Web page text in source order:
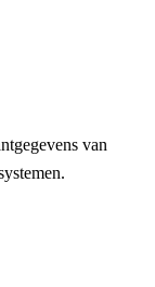
van